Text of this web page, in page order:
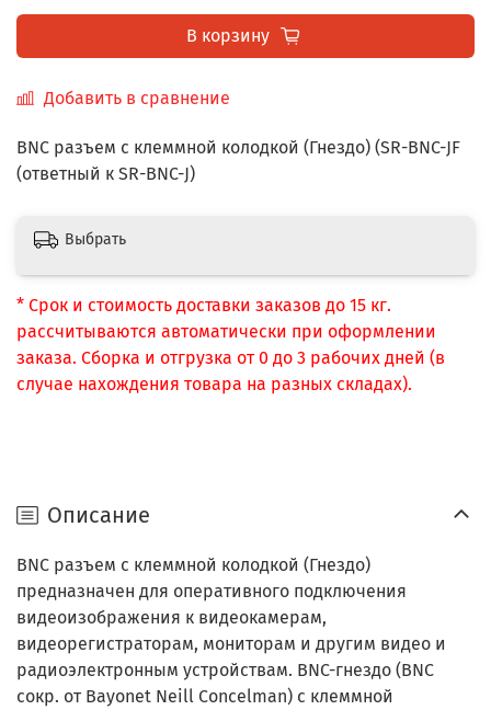
В корзину
Добавить в сравнение
BNC разъем c клеммной колодкой (Гнездо) (SR-BNC-JF
(ответный к SR-BNC-J)
Выбрать
* Срок и стоимость доставки заказов до 15 кг.
рассчитываются автоматически при оформлении
заказа. Сборка и отгрузка от 0 до 3 рабочих дней (в
случае нахождения товара на разных складах).
Описание
BNC разъем c клеммной колодкой (Гнездо)
предназначен для оперативного подключения
видеоизображения к видеокамерам,
видеорегистраторам, мониторам и другим видео и
радиоэлектронным устройствам. BNC-гнездо (BNC
сокр. от Bayonet Neill Concelman) с клеммной